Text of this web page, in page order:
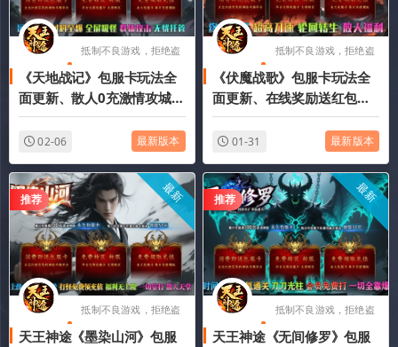
抵制不良游戏，拒绝盗
版游戏
《天地战记》包服卡玩法全
面更新、散人0充激情攻城、
材料全爆、简单耐玩、全民
追梦（万兵录特色玩法邀你
来战）
02-06 最新版本
抵制不良游戏，拒绝盗
版游戏
《伏魔战歌》包服卡玩法全
面更新、在线奖励送红包、
每日登录领充值、终极全
爆、追梦神器（神示录特色
玩法邀你来战）
01-31 最新版本
推荐 最新
抵制不良游戏，拒绝盗
版游戏
天王神途《墨染山河》包服
推荐 最新
抵制不良游戏，拒绝盗
版游戏
天王神途《无间修罗》包服